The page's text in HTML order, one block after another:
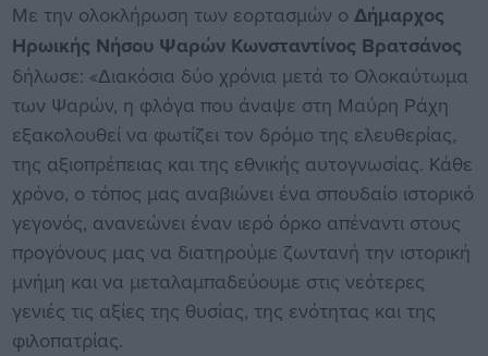
Με την ολοκλήρωση των εορτασμών ο Δήμαρχος
Ηρωικής Νήσου Ψαρών Κωνσταντίνος Βρατσάνος
δήλωσε: «Διακόσια δύο χρόνια μετά το Ολοκαύτωμα
των Ψαρών, η φλόγα που άναψε στη Μαύρη Ράχη
εξακολουθεί να φωτίζει τον δρόμο της ελευθερίας,
της αξιοπρέπειας και της εθνικής αυτογνωσίας. Κάθε
χρόνο, ο τόπος μας αναβιώνει ένα σπουδαίο ιστορικό
γεγονός, ανανεώνει έναν ιερό όρκο απέναντι στους
προγόνους μας να διατηρούμε ζωντανή την ιστορική
μνήμη και να μεταλαμπαδεύουμε στις νεότερες
γενιές τις αξίες της θυσίας, της ενότητας και της
φιλοπατρίας.